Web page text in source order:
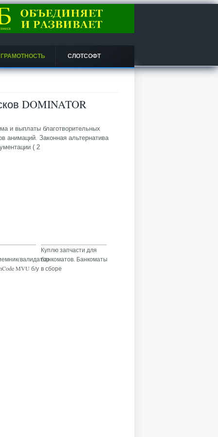
СЛОТСОФТ
DOMINATOR
и выплаты благотворительных
анимаций. Законная альтернатива
( 2
MVU б/у
Куплю запчасти для
банкоматов. Банкоматы
в сборе